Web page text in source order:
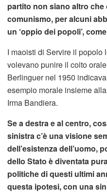
partito non siano altro
comunismo, per alcuni
un ‘oppio dei popoli’,
I maoisti di Servire il popolo
volevano punire il coito
Berlinguer nel 1950
esempio morale insieme
Irma Bandiera.
Se a destra e al centro,
sinistra c’è una visione
dell’esistenza dell’uomo,
dello Stato è diventata
politiche di questi ultimi
questa ipotesi, con una